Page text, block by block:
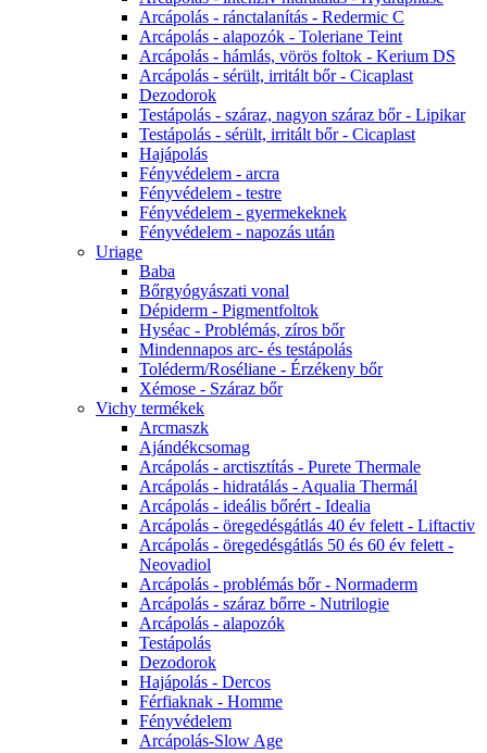
Arcápolás - ránctalanítás - Redermic C
Arcápolás - alapozók - Toleriane Teint
Arcápolás - hámlás, vörös foltok - Kerium DS
Arcápolás - sérült, irritált bőr - Cicaplast
Dezodorok
Testápolás - száraz, nagyon száraz bőr - Lipikar
Testápolás - sérült, irritált bőr - Cicaplast
Hajápolás
Fényvédelem - arcra
Fényvédelem - testre
Fényvédelem - gyermekeknek
Fényvédelem - napozás után
Uriage
Baba
Bőrgyógyászati vonal
Dépiderm - Pigmentfoltok
Hyséac - Problémás, zíros bőr
Mindennapos arc- és testápolás
Toléderm/Roséliane - Érzékeny bőr
Xémose - Száraz bőr
Vichy termékek
Arcmaszk
Ajándékcsomag
Arcápolás - arctisztítás - Purete Thermale
Arcápolás - hidratálás - Aqualia Thermál
Arcápolás - ideális bőrért - Idealia
Arcápolás - öregedésgátlás 40 év felett - Liftactiv
Arcápolás - öregedésgátlás 50 és 60 év felett -
Neovadiol
Arcápolás - problémás bőr - Normaderm
Arcápolás - száraz bőrre - Nutrilogie
Arcápolás - alapozók
Testápolás
Dezodorok
Hajápolás - Dercos
Férfiaknak - Homme
Fényvédelem
Arcápolás-Slow Age